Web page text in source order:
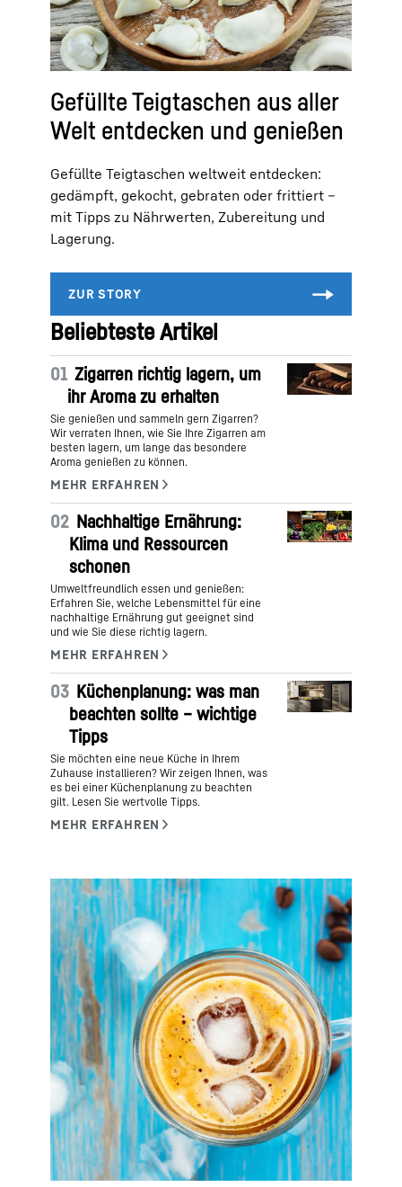
Gefüllte Teigtaschen aus aller
Welt entdecken und genießen
Gefüllte Teigtaschen weltweit entdecken:
gedämpft, gekocht, gebraten oder frittiert –
mit Tipps zu Nährwerten, Zubereitung und
Lagerung.
Beliebteste Artikel
01 Zigarren richtig lagern, um
ihr Aroma zu erhalten
Sie genießen und sammeln gern Zigarren?
Wir verraten Ihnen, wie Sie Ihre Zigarren am
besten lagern, um lange das besondere
Aroma genießen zu können.
02 Nachhaltige Ernährung:
Klima und Ressourcen
schonen
Umweltfreundlich essen und genießen:
Erfahren Sie, welche Lebensmittel für eine
nachhaltige Ernährung gut geeignet sind
und wie Sie diese richtig lagern.
03 Küchenplanung: was man
beachten sollte – wichtige
Tipps
Sie möchten eine neue Küche in Ihrem
Zuhause installieren? Wir zeigen Ihnen, was
es bei einer Küchenplanung zu beachten
gilt. Lesen Sie wertvolle Tipps.